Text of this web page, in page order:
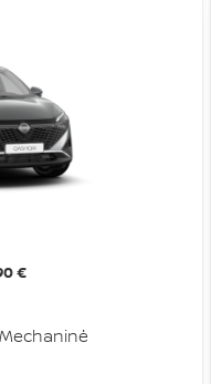
€
Mechaninė